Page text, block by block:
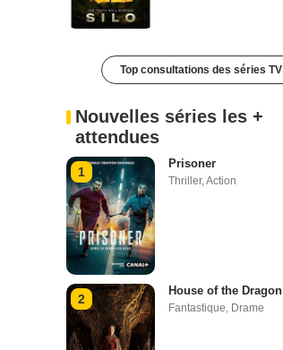
Top consultations des séries TV
Nouvelles séries les +
attendues
1
Prisoner
Thriller,Action
2
House of the Dragon
Fantastique, Drame